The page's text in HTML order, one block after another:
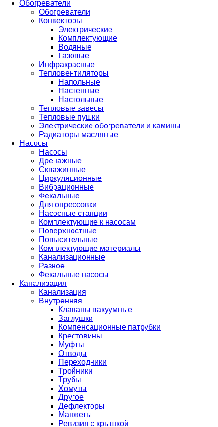
Обогреватели
Обогреватели
Конвекторы
Электрические
Комплектующие
Водяные
Газовые
Инфракрасные
Тепловентиляторы
Напольные
Настенные
Настольные
Тепловые завесы
Тепловые пушки
Электрические обогреватели и камины
Радиаторы масляные
Насосы
Насосы
Дренажные
Скважинные
Циркуляционные
Вибрационные
Фекальные
Для опрессовки
Насосные станции
Комплектующие к насосам
Поверхностные
Повысительные
Комплектующие материалы
Канализационные
Разное
Фекальные насосы
Канализация
Канализация
Внутренняя
Клапаны вакуумные
Заглушки
Компенсационные патрубки
Крестовины
Муфты
Отводы
Переходники
Тройники
Трубы
Хомуты
Другое
Дефлекторы
Манжеты
Ревизия с крышкой